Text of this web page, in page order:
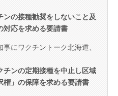
の接種勧奨をしないこと及
対応を求める要請書
にワクチントーク北海道、
チンの定期接種を中止し区域
権」の保障を求める要請書